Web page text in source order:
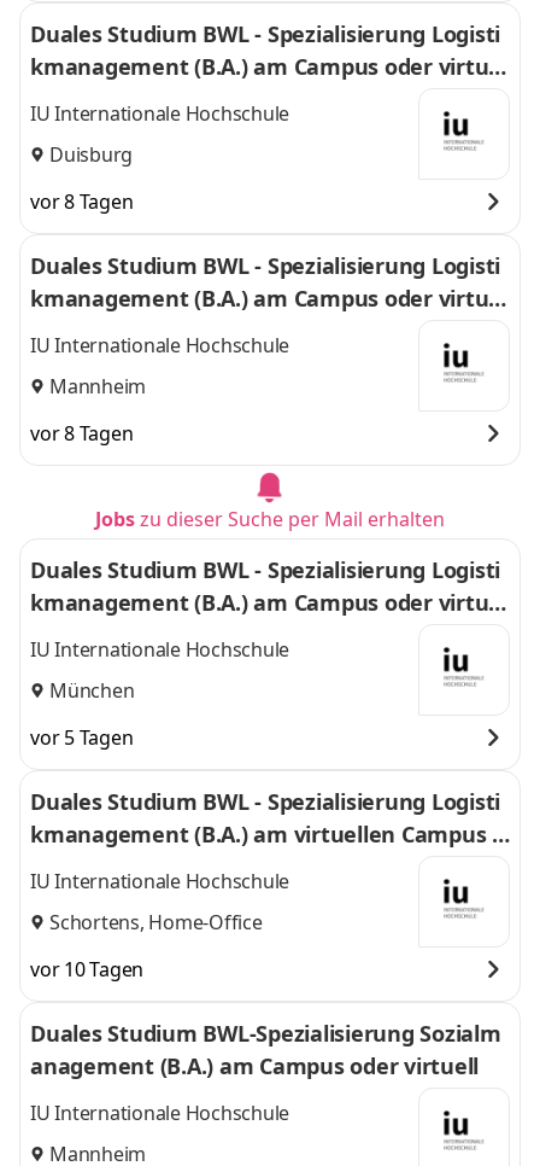
Duales Studium BWL - Spezialisierung Logisti
kmanagement (B.A.) am Campus oder virtuel
l
IU Internationale Hochschule
Duisburg
vor 8 Tagen
Duales Studium BWL - Spezialisierung Logisti
kmanagement (B.A.) am Campus oder virtuel
l
IU Internationale Hochschule
Mannheim
vor 8 Tagen
Jobszu dieser Suche per Mail erhalten
Duales Studium BWL - Spezialisierung Logisti
kmanagement (B.A.) am Campus oder virtuel
l
IU Internationale Hochschule
München
vor 5 Tagen
Duales Studium BWL - Spezialisierung Logisti
kmanagement (B.A.) am virtuellen Campus -
Nordfrost GmbH & Co. KG
IU Internationale Hochschule
Schortens, Home-Office
vor 10 Tagen
Duales Studium BWL-Spezialisierung Sozialm
anagement (B.A.) am Campus oder virtuell
IU Internationale Hochschule
Mannheim